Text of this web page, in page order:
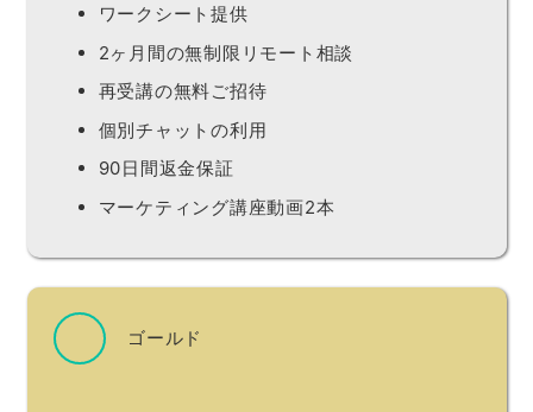
ワークシート提供
2ヶ月間の無制限リモート相談
再受講の無料ご招待
個別チャットの利用
90日間返金保証
マーケティング講座動画2本
ゴールド